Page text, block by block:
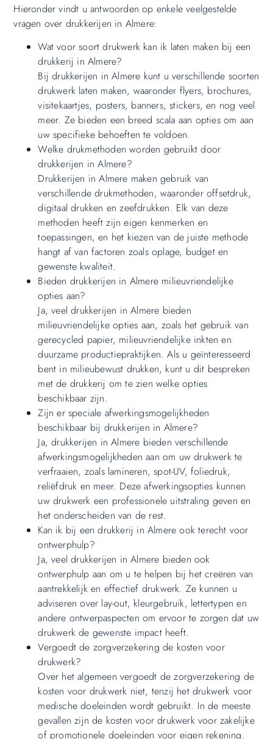
Hieronder vindt u antwoorden op enkele veelgestelde
vragen over drukkerijen in Almere:
Wat voor soort drukwerk kan ik laten maken bij een
drukkerij in Almere?
Bij drukkerijen in Almere kunt u verschillende soorten
drukwerk laten maken, waaronder flyers, brochures,
visitekaartjes, posters, banners, stickers, en nog veel
meer. Ze bieden een breed scala aan opties om aan
uw specifieke behoeften te voldoen.
Welke drukmethoden worden gebruikt door
drukkerijen in Almere?
Drukkerijen in Almere maken gebruik van
verschillende drukmethoden, waaronder offsetdruk,
digitaal drukken en zeefdrukken. Elk van deze
methoden heeft zijn eigen kenmerken en
toepassingen, en het kiezen van de juiste methode
hangt af van factoren zoals oplage, budget en
gewenste kwaliteit.
Bieden drukkerijen in Almere milieuvriendelijke
opties aan?
Ja, veel drukkerijen in Almere bieden
milieuvriendelijke opties aan, zoals het gebruik van
gerecycled papier, milieuvriendelijke inkten en
duurzame productiepraktijken. Als u geïnteresseerd
bent in milieubewust drukken, kunt u dit bespreken
met de drukkerij om te zien welke opties
beschikbaar zijn.
Zijn er speciale afwerkingsmogelijkheden
beschikbaar bij drukkerijen in Almere?
Ja, drukkerijen in Almere bieden verschillende
afwerkingsmogelijkheden aan om uw drukwerk te
verfraaien, zoals lamineren, spot-UV, foliedruk,
reliëfdruk en meer. Deze afwerkingsopties kunnen
uw drukwerk een professionele uitstraling geven en
het onderscheiden van de rest.
Kan ik bij een drukkerij in Almere ook terecht voor
ontwerphulp?
Ja, veel drukkerijen in Almere bieden ook
ontwerphulp aan om u te helpen bij het creëren van
aantrekkelijk en effectief drukwerk. Ze kunnen u
adviseren over lay-out, kleurgebruik, lettertypen en
andere ontwerpaspecten om ervoor te zorgen dat uw
drukwerk de gewenste impact heeft.
Vergoedt de zorgverzekering de kosten voor
drukwerk?
Over het algemeen vergoedt de zorgverzekering de
kosten voor drukwerk niet, tenzij het drukwerk voor
medische doeleinden wordt gebruikt. In de meeste
gevallen zijn de kosten voor drukwerk voor zakelijke
of promotionele doeleinden voor eigen rekening.